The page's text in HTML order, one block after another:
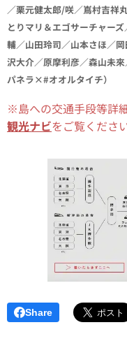
／栗元健太郎/咲／嶌村吉祥
とりマリ＆エゴサーチャー
輔／山田玲司／山本さほ／‪
沢大介／原摩利彦‬／森山未
パネラ×#オオルタイチ）
※島への交通手段等詳
観光ナビをご覧ください
Share